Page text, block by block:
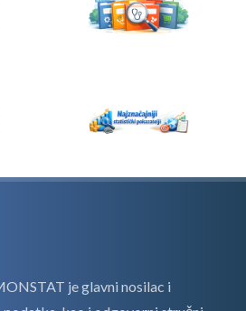
je glavni nosilac i